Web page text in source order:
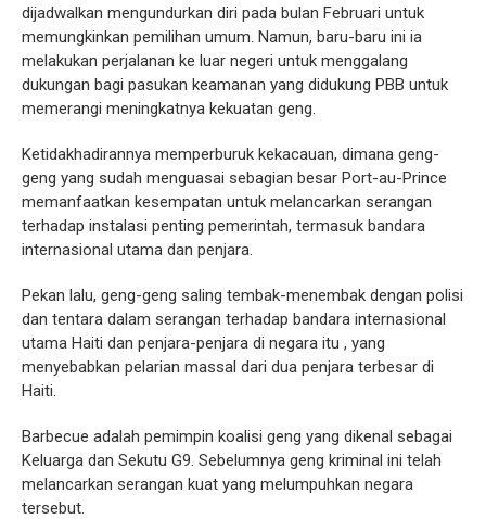
dijadwalkan mengundurkan diri pada bulan Februari untuk
memungkinkan pemilihan umum. Namun, baru-baru ini ia
melakukan perjalanan ke luar negeri untuk menggalang
dukungan bagi pasukan keamanan yang didukung PBB untuk
memerangi meningkatnya kekuatan geng.
Ketidakhadirannya memperburuk kekacauan, dimana geng-
geng yang sudah menguasai sebagian besar Port-au-Prince
memanfaatkan kesempatan untuk melancarkan serangan
terhadap instalasi penting pemerintah, termasuk bandara
internasional utama dan penjara.
Pekan lalu, geng-geng saling tembak-menembak dengan polisi
dan tentara dalam serangan terhadap bandara internasional
utama Haiti dan penjara-penjara di negara itu , yang
menyebabkan pelarian massal dari dua penjara terbesar di
Haiti.
Barbecue adalah pemimpin koalisi geng yang dikenal sebagai
Keluarga dan Sekutu G9. Sebelumnya geng kriminal ini telah
melancarkan serangan kuat yang melumpuhkan negara
tersebut.